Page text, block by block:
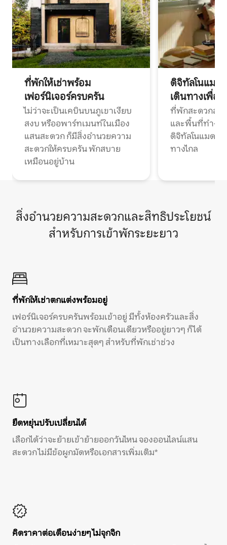
ที่พักให้เช่าพร้อม
เฟอร์นิเจอร์ครบครัน
ไม่ว่าจะเป็นเคบินบนภูเขาเงียบ
สงบ หรืออพาร์ทเมนท์ในเมือง
แสนสะดวก ก็มีสิ่งอำนวยความ
สะดวกให้ครบครัน พักสบาย
เหมือนอยู่บ้าน
ดิจิทัลโนแมด
เดินทางเพื่อ
ที่พักสะดวกสบ
และพื้นที่ทำงา
ดิจิทัลโนแมดแ
ทางไกล
สิ่งอำนวยความสะดวกและสิทธิประโยชน์
สำหรับการเข้าพักระยะยาว
ที่พักให้เช่าตกแต่งพร้อมอยู่
เฟอร์นิเจอร์ครบครันพร้อมเข้าอยู่ มีทั้งห้องครัวและสิ่ง
อำนวยความสะดวก จะพักเดือนเดียวหรืออยู่ยาวๆ ก็ได้
เป็นทางเลือกที่เหมาะสุดๆ สำหรับที่พักเช่าช่วง
ยืดหยุ่นปรับเปลี่ยนได้
เลือกได้ว่าจะย้ายเข้าย้ายออกวันไหน จองออนไลน์แสน
สะดวก ไม่มีข้อผูกมัดหรือเอกสารเพิ่มเติม*
คิดราคาต่อเดือนง่ายๆ ไม่จุกจิก